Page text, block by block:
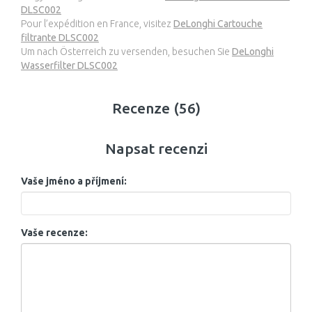
DLSC002
Pour l’expédition en France, visitez DeLonghi Cartouche
filtrante DLSC002
Um nach Österreich zu versenden, besuchen Sie DeLonghi
Wasserfilter DLSC002
Recenze (56)
Napsat recenzi
Vaše jméno a příjmení:
Vaše recenze: